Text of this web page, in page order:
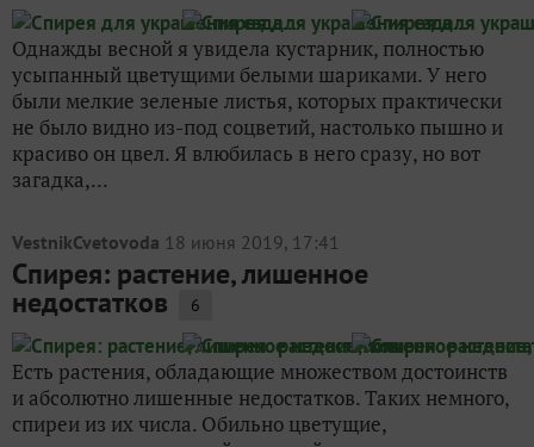
Однажды весной я увидела кустарник, полностью
усыпанный цветущими белыми шариками. У него
были мелкие зеленые листья, которых практически
не было видно из-под соцветий, настолько пышно и
красиво он цвел. Я влюбилась в него сразу, но вот
загадка,...
VestnikCvetovoda 18 июня 2019, 17:41
Спирея: растение, лишенное
недостатков 6
Есть растения, обладающие множеством достоинств
и абсолютно лишенные недостатков. Таких немного,
спиреи из их числа. Обильно цветущие,